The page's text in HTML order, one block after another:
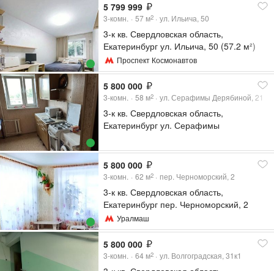
5 799 999
3-комн. 57 м2 ул. Ильича, 50
3-к кв. Свердловская область,
Екатеринбург ул. Ильича, 50 (57.2 м²)
Проспект Космонавтов
5 800 000
3-комн. 58 м2 ул. Серафимы Дерябиной, 21
3-к кв. Свердловская область,
Екатеринбург ул. Серафимы
5 800 000
3-комн. 62 м2 пер. Черноморский, 2
3-к кв. Свердловская область,
Екатеринбург пер. Черноморский, 2
(62.3 м²)
Уралмаш
5 800 000
3-комн. 64 м2 ул. Волгоградская, 31к1